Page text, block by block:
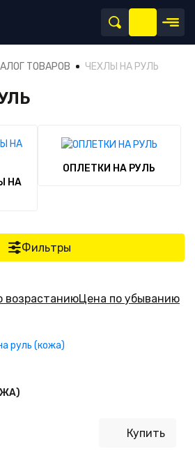
ТОВАРОВ ЧЕХЛЫ НА РУЛЬ
НА
ОПЛЕТКИ НА РУЛЬ
Фильтры
возрастаниюЦена по убыванию
Купить